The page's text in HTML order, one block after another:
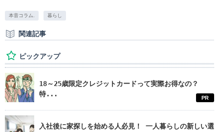
本音コラム. 暮らし
関連記事
ピックアップ
18～25歳限定クレジットカードって実際お得なの？
特...
PR
入社後に家探しを始める人必見！ 一人暮らしの新しい選